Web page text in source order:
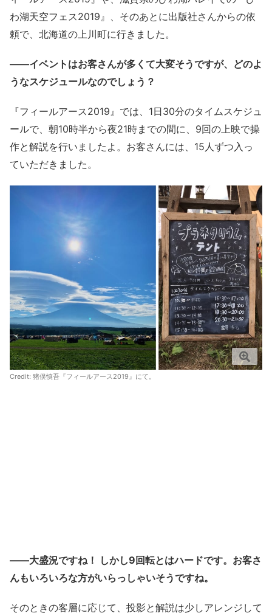
わ湖天空フェス2019』、そのあとに出版社さんからの依
頼で、北海道の上川町に行きました。
——イベントはお客さんが多くて大変そうですが、どのよ
うなスケジュールなのでしょう？
『フィールアース2019』では、1日30分のタイムスケジュ
ールで、朝10時半から夜21時までの間に、9回の上映で操
作と解説を行いましたよ。お客さんには、15人ずつ入っ
ていただきました。
Credit: 猪俣慎吾『フィールアース2019』にて。
——大盛況ですね！ しかし9回転とはハードです。お客さ
んもいろいろな方がいらっしゃいそうですね。
そのときの客層に応じて、投影と解説は少しアレンジして